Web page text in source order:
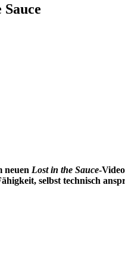
neuen Lost in the Sauce-
selbst technisch